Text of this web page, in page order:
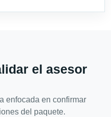
el asesor
enfocada en confirmar
del paquete.